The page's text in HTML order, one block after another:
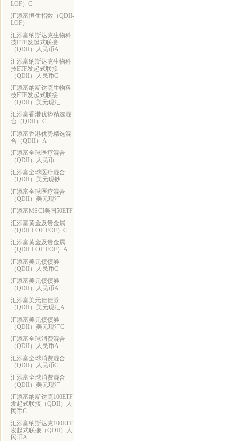
LOF）C
汇添富恒生指数（QDII-
LOF）
汇添富纳斯达克生物科
技ETF发起式联接
（QDII）人民币A
汇添富纳斯达克生物科
技ETF发起式联接
（QDII）人民币C
汇添富纳斯达克生物科
技ETF发起式联接
（QDII）美元现汇
汇添富香港优势精选混
合（QDII）C
汇添富香港优势精选混
合（QDII）A
汇添富全球医疗混合
（QDII）人民币
汇添富全球医疗混合
（QDII）美元现钞
汇添富全球医疗混合
（QDII）美元现汇
汇添富MSCI美国50ETF
汇添富黄金及贵金属
（QDII-LOF-FOF）C
汇添富黄金及贵金属
（QDII-LOF-FOF）A
汇添富美元债债券
（QDII）人民币C
汇添富美元债债券
（QDII）人民币A
汇添富美元债债券
（QDII）美元现汇A
汇添富美元债债券
（QDII）美元现汇C
汇添富全球消费混合
（QDII）人民币A
汇添富全球消费混合
（QDII）人民币C
汇添富全球消费混合
（QDII）美元现汇
汇添富纳斯达克100ETF
发起式联接（QDII）人
民币C
汇添富纳斯达克100ETF
发起式联接（QDII）人
民币A